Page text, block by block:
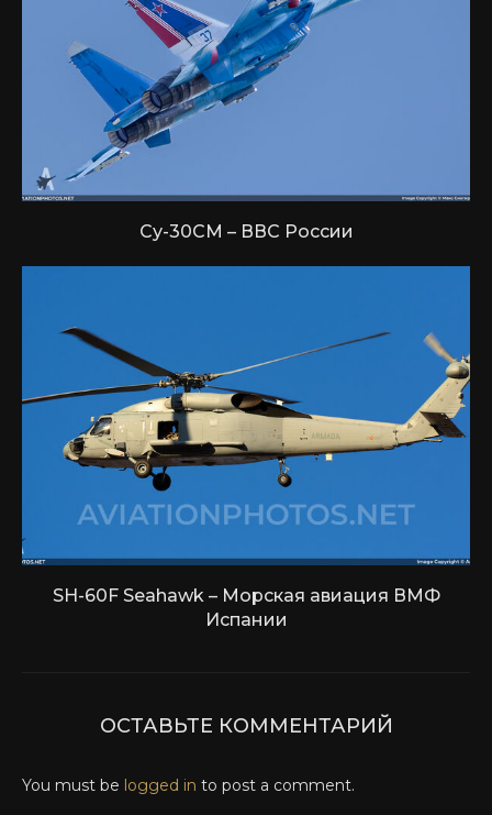
Су-30СМ – ВВС России
SH-60F Seahawk – Морская авиация ВМФ
Испании
ОСТАВЬТЕ КОММЕНТАРИЙ
You must be logged in to post a comment.